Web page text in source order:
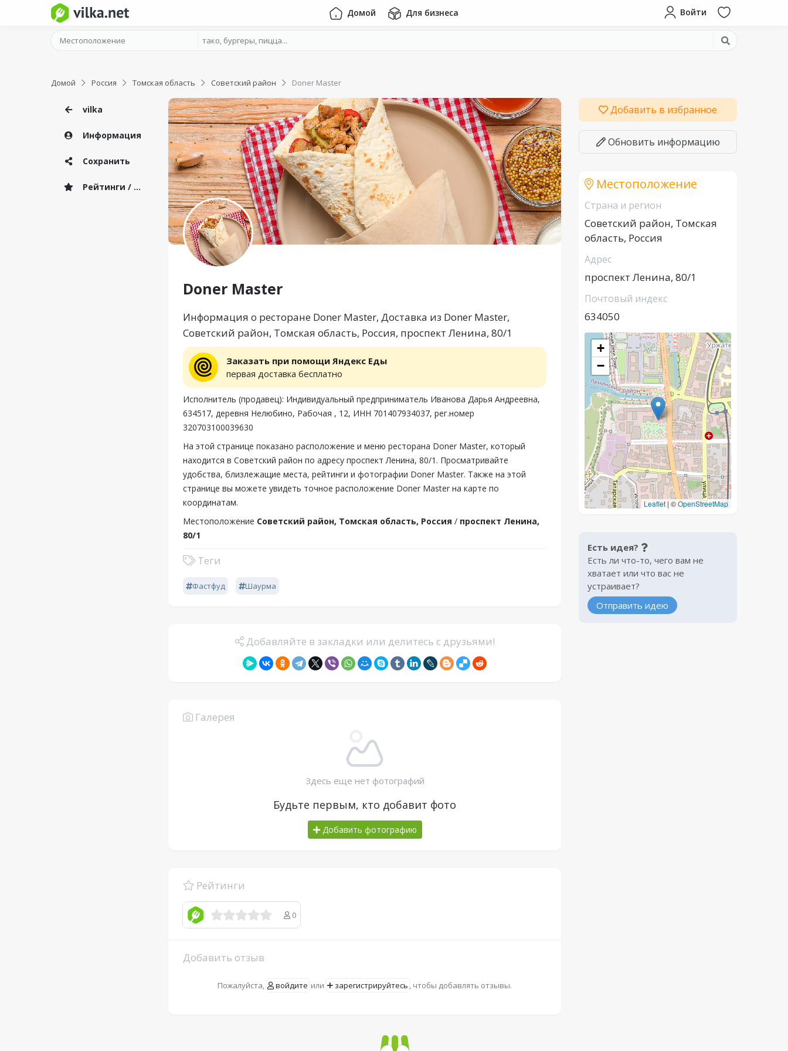
Домой Для бизнеса Войти
Домой Россия Томская область Советский район Doner Master
vilka
Информация
Сохранить
Рейтинги / Отзывы
Doner Master
Информация о ресторане Doner Master, Доставка из Doner Master,
Советский район, Томская область, Россия, проспект Ленина, 80/1
Заказать при помощи Яндекс Еды
первая доставка бесплатно
Исполнитель (продавец): Индивидуальный предприниматель Иванова Дарья Андреевна,
634517, деревня Нелюбино, Рабочая , 12, ИНН 701407934037, рег.номер
320703100039630
На этой странице показано расположение и меню ресторана Doner Master, который
находится в Советский район по адресу проспект Ленина, 80/1. Просматривайте
удобства, близлежащие места, рейтинги и фотографии Doner Master. Также на этой
странице вы можете увидеть точное расположение Doner Master на карте по
координатам.
Местоположение Советский район, Томская область, Россия / проспект Ленина,
80/1
Теги
Фастфуд Шаурма
Добавляйте в закладки или делитесь с друзьями!
Галерея
Здесь еще нет фотографий
Будьте первым, кто добавит фото
Добавить фотографию
Рейтинги
0
Добавить отзыв
Пожалуйста, войдите или зарегистрируйтесь , чтобы добавлять отзывы.
Добавить в избранное
Обновить информацию
Местоположение
Страна и регион
Советский район, Томская
область, Россия
Адрес
проспект Ленина, 80/1
Почтовый индекс
634050
+
−
Leaflet | ©OpenStreetMap
Есть идея?
Есть ли что-то, чего вам не
хватает или что вас не
устраивает?
Отправить идею